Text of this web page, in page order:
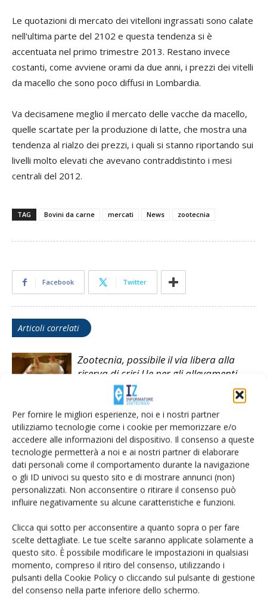
Per fornire le migliori esperienze, noi e i nostri partner
utilizziamo tecnologie come i cookie per memorizzare e/o
accedere alle informazioni del dispositivo. Il consenso a queste
tecnologie permetterà a noi e ai nostri partner di elaborare
dati personali come il comportamento durante la navigazione
o gli ID univoci su questo sito e di mostrare annunci (non)
personalizzati. Non acconsentire o ritirare il consenso può
influire negativamente su alcune caratteristiche e funzioni.
Clicca qui sotto per acconsentire a quanto sopra o per fare
scelte dettagliate. Le tue scelte saranno applicate solamente a
questo sito. È possibile modificare le impostazioni in qualsiasi
momento, compreso il ritiro del consenso, utilizzando i
pulsanti della Cookie Policy o cliccando sul pulsante di gestione
del consenso nella parte inferiore dello schermo.
Le quotazioni di mercato dei vitelloni ingrassati sono calate
nell'ultima parte del 2102 e questa tendenza si è
accentuata nel primo trimestre 2013. Restano invece
costanti, come avviene orami da due anni, i prezzi dei vitelli
da macello che sono poco diffusi in Lombardia.
Va decisamene meglio il mercato delle vacche da macello,
quelle scartate per la produzione di latte, che mostra una
tendenza al rialzo dei prezzi, i quali si stanno riportando sui
livelli molto elevati che avevano contraddistinto i mesi
centrali del 2012.
TAG Bovini da carne mercati News zootecnia
Facebook Twitter
Articoli correlati
Zootecnia, possibile il via libera alla
riserva di crisi Ue per gli allevamenti
colpiti dalle epizoozie
Passo indietro al regolamento blocca–
stalle del Comune di Gonzaga
Prodotti naturali alleati per bovini e
vitelli
LASCIA UN COMMENTO